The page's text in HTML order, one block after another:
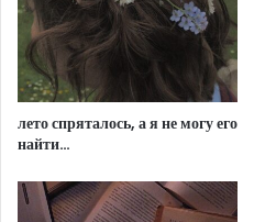
лето спряталось, а я не могу его
найти…